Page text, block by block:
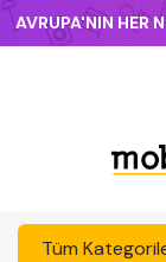
AVRUPA'NIN HER
Tüm